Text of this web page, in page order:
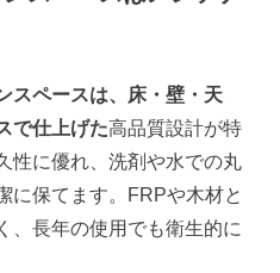
スペースは、床・壁・天
で仕上げた高品質設計が特
性に優れ、洗剤や水での丸
に保てます。FRPや木材と
、長年の使用でも衛生的に